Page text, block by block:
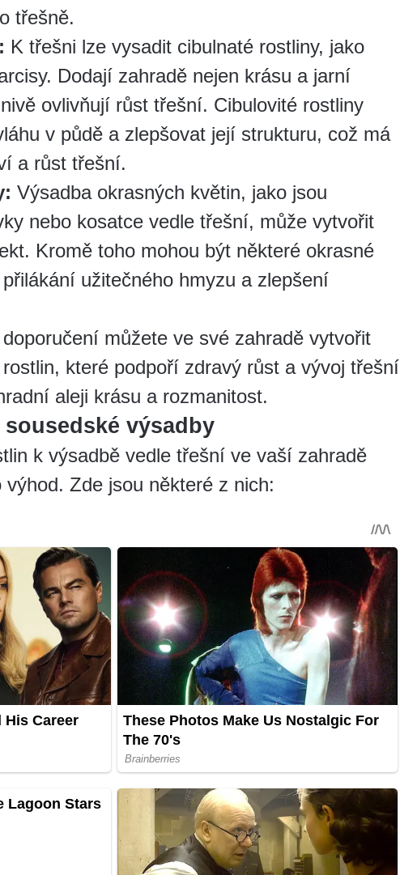
třešně.
K třešni lze vysadit cibulnaté rostliny, jako
Dodají zahradě nejen krásu a jarní
ovlivňují růst třešní. Cibulovité rostliny
v půdě a zlepšovat její strukturu, což má
a růst třešní.
Výsadba okrasných květin, jako jsou
nebo kosatce vedle třešní, může vytvořit
Kromě toho mohou být některé okrasné
užitečného hmyzu a zlepšení
můžete ve své zahradě vytvořit
které podpoří zdravý růst a vývoj třešní
aleji krásu a rozmanitost.
výsadby
k výsadbě vedle třešní ve vaší zahradě
Zde jsou některé z nich: